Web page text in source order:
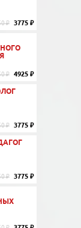
₽ 3775 ₽
₽ 4925 ₽
₽ 3775 ₽
₽ 3775 ₽